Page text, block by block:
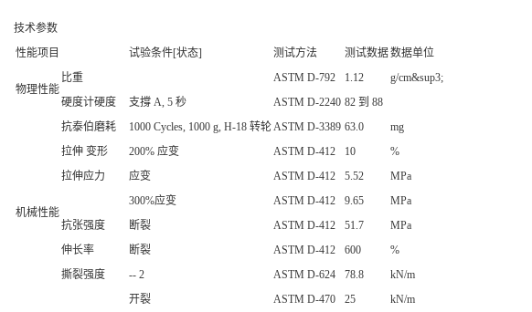
技术参数
性能项目
试验条件[状态] 测试方法 测试数据数据单位
物理性能
比重 ASTM D-792 1.12
g/cm&sup3;
硬度计硬度
支撐 A, 5 秒 ASTM D-2240 82 到 88
机械性能
抗泰伯磨耗 1000 Cycles, 1000 g, H-18 转轮ASTM D-3389 63.0
mg
拉伸 变形
200% 应变 ASTM D-412 10
%
拉伸应力
应变 ASTM D-412 5.52
MPa
300%应变
ASTM D-412 9.65
MPa
抗张强度
断裂 ASTM D-412 51.7
MPa
伸长率
断裂 ASTM D-412 600
%
撕裂强度
-- 2 ASTM D-624 78.8
kN/m
开裂
ASTM D-470 25
kN/m